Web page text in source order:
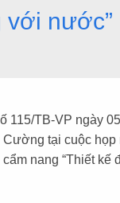
với nước”
TB-VP ngày
tại cuộc
nang “Thiết